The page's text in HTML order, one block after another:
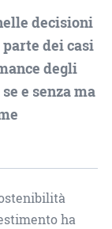
decisioni
dei casi
degli
e senza ma
ha